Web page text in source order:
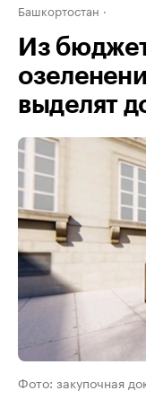
Башкортостан
Из
выделят
Фото: закупочная